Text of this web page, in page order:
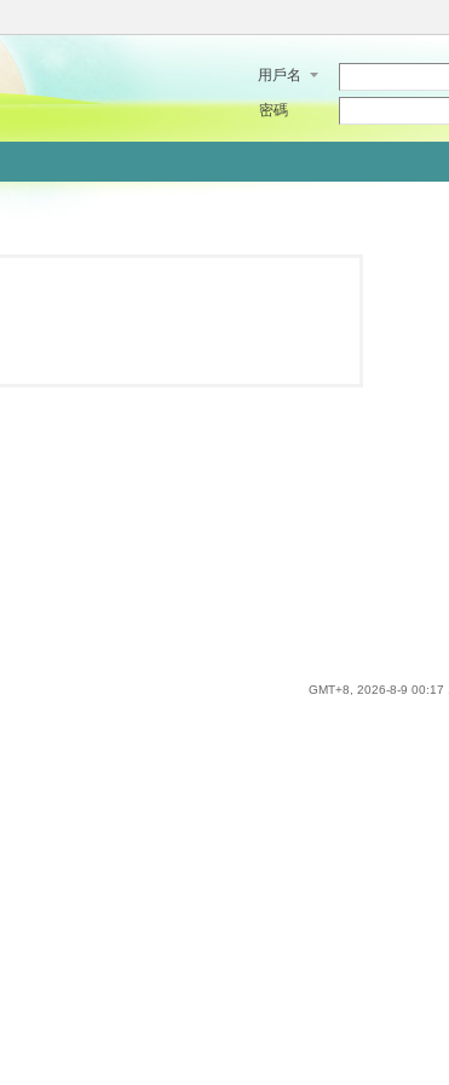
用戶名
密碼
GMT+8, 2026-8-9 00:17